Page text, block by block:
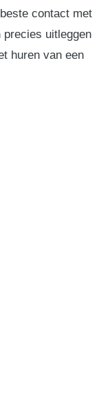
contact met
precies uitleggen
huren van een